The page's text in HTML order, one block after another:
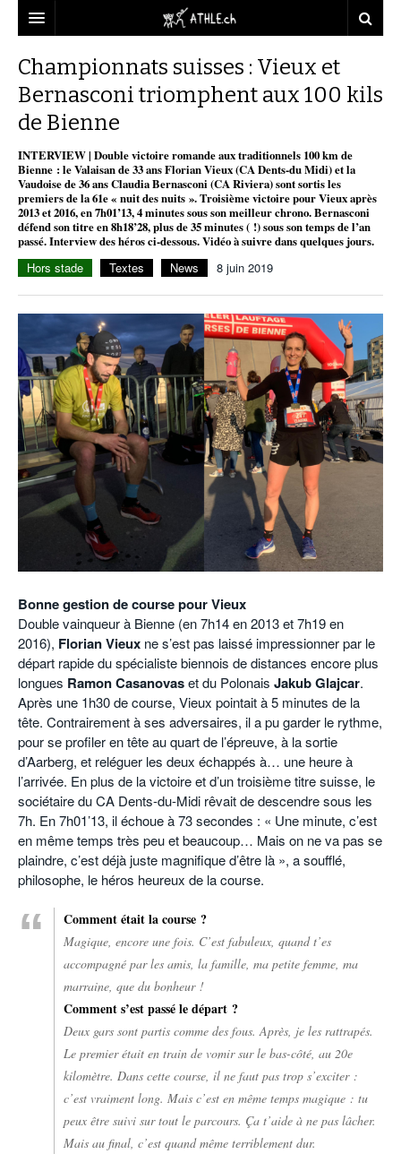
DOSSIERS
CHRONIQUES
TOUT
MICHEL HERREN
REPORTAGES
DOPAGE
GALERIES
STATISTIQUES
STATISTIQUES
MINIMA
PARTENAIRES
CNP
PARTENAIRES
CLUBS PARTENAIRES
FÉDÉRATION
TOUS SUPPORTERS D’ATHLE.CH !
PUBLICITÉ
VIDEOS
ATHLE.CH
CLUB D’ATHLÉTISME
TOUS SUPPORTERS D’ATHLE.CH !
CHARTE ÉDITORIALE
NOUS CONTACTER
POURQUOI ATHLE.CH ?
ATHLE.CH RÉGIONS
CNP LAUSANNE/AIGLE
ATHLE.CH RÉGIONS | GENÈVE
ATHLE.CH RÉGIONS | JURA
ATHLE.CH RÉGIONS | VAUD
ATHLE.CH VINTAGE
TIMELINE
BIOGRAPHIES
HIGHLIGHTS
LIVRES
Championnats suisses : Vieux et
Bernasconi triomphent aux 100 kils
de Bienne
INTERVIEW | Double victoire romande aux traditionnels 100 km de
Bienne : le Valaisan de 33 ans Florian Vieux (CA Dents-du Midi) et la
Vaudoise de 36 ans Claudia Bernasconi (CA Riviera) sont sortis les
premiers de la 61e « nuit des nuits ». Troisième victoire pour Vieux après
2013 et 2016, en 7h01’13, 4 minutes sous son meilleur chrono. Bernasconi
défend son titre en 8h18’28, plus de 35 minutes ( !) sous son temps de l’an
passé. Interview des héros ci-dessous. Vidéo à suivre dans quelques jours.
Hors stade Textes News 8 juin 2019
Bonne gestion de course pour Vieux
Double vainqueur à Bienne (en 7h14 en 2013 et 7h19 en
2016), Florian Vieux ne s’est pas laissé impressionner par le
départ rapide du spécialiste biennois de distances encore plus
longues Ramon Casanovaset du Polonais Jakub Glajcar.
Après une 1h30 de course, Vieux pointait à 5 minutes de la
tête. Contrairement à ses adversaires, il a pu garder le rythme,
pour se profiler en tête au quart de l’épreuve, à la sortie
d’Aarberg, et reléguer les deux échappés à… une heure à
l’arrivée. En plus de la victoire et d’un troisième titre suisse, le
sociétaire du CA Dents-du-Midi rêvait de descendre sous les
7h. En 7h01’13, il échoue à 73 secondes : « Une minute, c’est
en même temps très peu et beaucoup… Mais on ne va pas se
plaindre, c’est déjà juste magnifique d’être là », a soufflé,
philosophe, le héros heureux de la course.
Comment était la course ?
Magique, encore une fois. C’est fabuleux, quand t’es
accompagné par les amis, la famille, ma petite femme, ma
marraine, que du bonheur !
Comment s’est passé le départ ?
Deux gars sont partis comme des fous. Après, je les rattrapés.
Le premier était en train de vomir sur le bas-côté, au 20e
kilomètre. Dans cette course, il ne faut pas trop s’exciter :
c’est vraiment long. Mais c’est en même temps magique : tu
peux être suivi sur tout le parcours. Ça t’aide à ne pas lâcher.
Mais au final, c’est quand même terriblement dur.